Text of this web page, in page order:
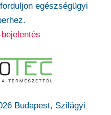
egészségügyi
Budapest, Szilágyi